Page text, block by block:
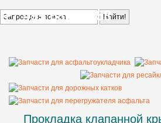
+7 499 685 68 58
Прокладка клапанной